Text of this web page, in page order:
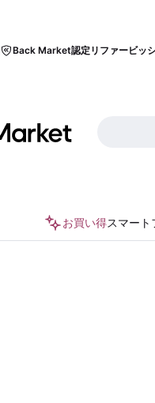
Back Market認定リファービッ
お買い得スマート